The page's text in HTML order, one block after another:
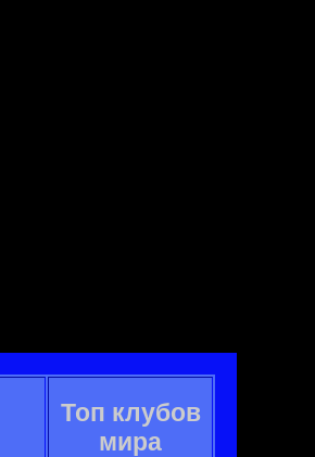
Топ клубов
мира